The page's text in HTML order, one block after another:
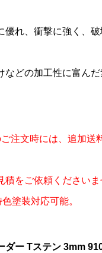
優れ、衝撃に強く、
どの加工性に富んだ
注文時には、追加送
をご依頼くださいま
塗装対応可能。
ダー Tステン 3mm